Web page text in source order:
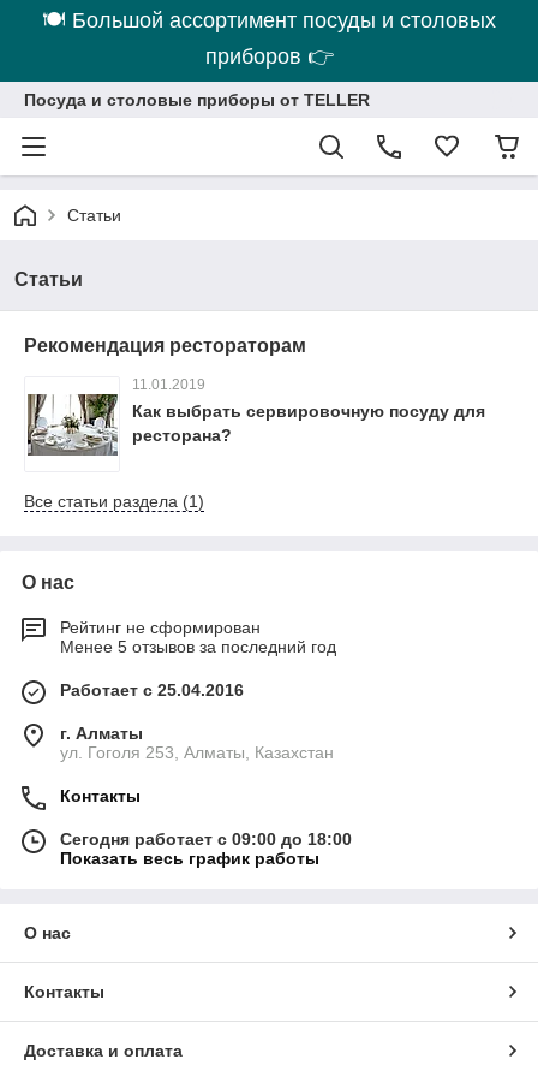
🍽 Большой ассортимент посуды и столовых
приборов 👉
Посуда и столовые приборы от TELLER
Статьи
Статьи
Рекомендация рестораторам
11.01.2019
Как выбрать сервировочную посуду для
ресторана?
Все статьи раздела (1)
О нас
Рейтинг не сформирован
Менее 5 отзывов за последний год
Работает с 25.04.2016
г. Алматы
ул. Гоголя 253, Алматы, Казахстан
Контакты
Сегодня работает с 09:00 до 18:00
Показать весь график работы
О нас
Контакты
Доставка и оплата